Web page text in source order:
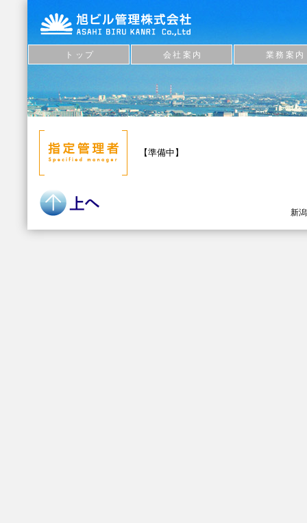
トップ 会社案内 業務案内
【準備中】
新